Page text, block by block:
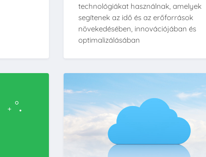
technológiákat használnak, amelyek
segítenek az idő és az erőforrások
növekedésében, innovációjában és
optimalizálásában